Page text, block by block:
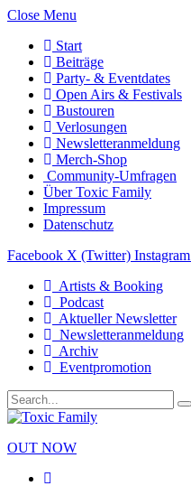
Close Menu
Start
Beiträge
Party- & Eventdates
Open Airs & Festivals
Bustouren
Verlosungen
Newsletteranmeldung
Merch-Shop
Community-Umfragen
Über Toxic Family
Impressum
Datenschutz
Facebook X (Twitter) Instagram
Artists & Booking
Podcast
Aktueller Newsletter
Newsletteranmeldung
Archiv
Eventpromotion
OUT NOW